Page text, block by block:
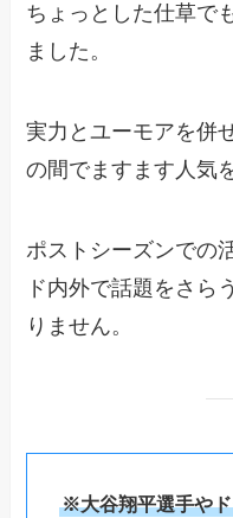
ちょっとした仕草で
ました。
実力とユーモアを併
の間でますます人気
ポストシーズンでの
ド内外で話題をさら
りません。
※大谷翔平選手や